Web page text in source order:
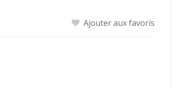
Ajouter aux favoris